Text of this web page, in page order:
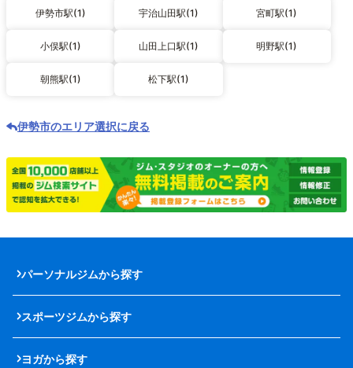
伊勢市駅(1) 宇治山田駅(1) 宮町駅(1)
小俣駅(1) 山田上口駅(1) 明野駅(1)
朝熊駅(1) 松下駅(1)
伊勢市のエリア選択に戻る
パーソナルジムから探す
スポーツジムから探す
ヨガから探す